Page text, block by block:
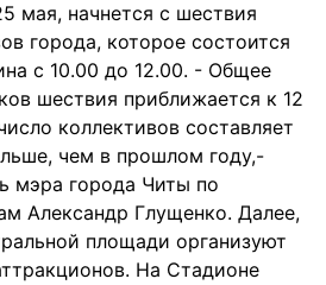
мая, начнется с шествия
города, которое состоится
с 10.00 до 12.00. - Общее
шествия приближается к 12
коллективов составляет
чем в прошлом году,-
мэра города Читы по
Александр Глущенко. Далее,
площади организуют
На Стадионе